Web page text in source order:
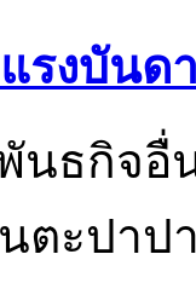
งบันด
นธกิจ
นตะปา